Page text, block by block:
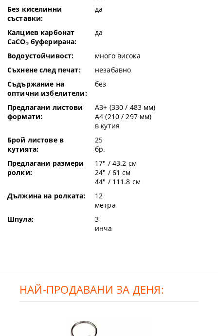
Без киселинни
съставки:
да
Калциев карбонат
CaCO₃ буферирана:
да
Водоустойчивост:
много висока
Съхнене след печат:
незабавно
Съдържание на
оптични избелители:
без
Предлагани листови
формати:
A3+ (330 / 483 мм)
A4 (210 / 297 мм)
в кутия
Брой листове в
кутията:
25
бр.
Предлагани размери
ролки:
17" / 43.2 см
24" / 61 см
44" / 111.8 см
Дължина на ролката:
12
метра
Шпула:
3
инча
НАЙ-ПРОДАВАНИ ЗА ДЕНЯ: